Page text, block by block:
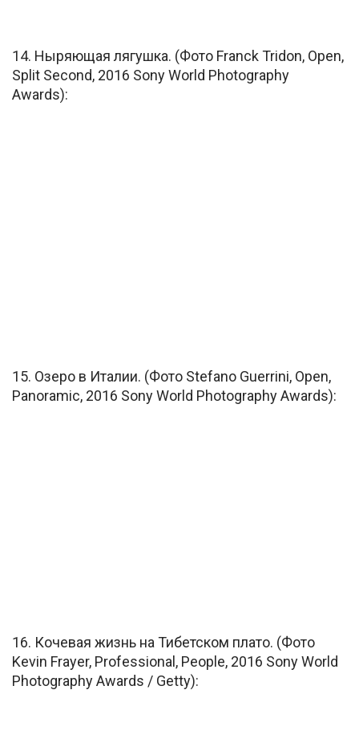
14. Ныряющая лягушка. (Фото Franck Tridon, Open,
Split Second, 2016 Sony World Photography
Awards):
15. Озеро в Италии. (Фото Stefano Guerrini, Open,
Panoramic, 2016 Sony World Photography Awards):
16. Кочевая жизнь на Тибетском плато. (Фото
Kevin Frayer, Professional, People, 2016 Sony World
Photography Awards / Getty):